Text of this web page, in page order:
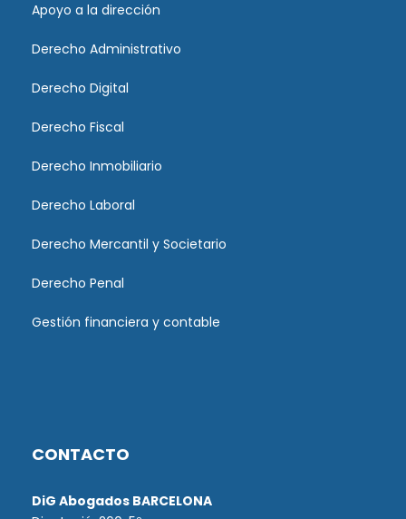
Apoyo a la dirección
Derecho Administrativo
Derecho Digital
Derecho Fiscal
Derecho Inmobiliario
Derecho Laboral
Derecho Mercantil y Societario
Derecho Penal
Gestión financiera y contable
CONTACTO
DiG Abogados BARCELONA